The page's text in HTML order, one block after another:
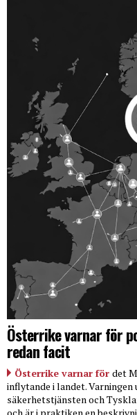
Österrike varnar för
redan facit
Österrike varnar för det
inflytande i landet. Varningen
säkerhetstjänsten och